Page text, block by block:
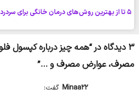
5 تا از بهترین روش‌های درمان خانگی برای سردردهای میگرنی
3 دیدگاه در “
همه چیز درباره کپسول
مصرف، عوارض مصرف و …”
minaa22
گفت: